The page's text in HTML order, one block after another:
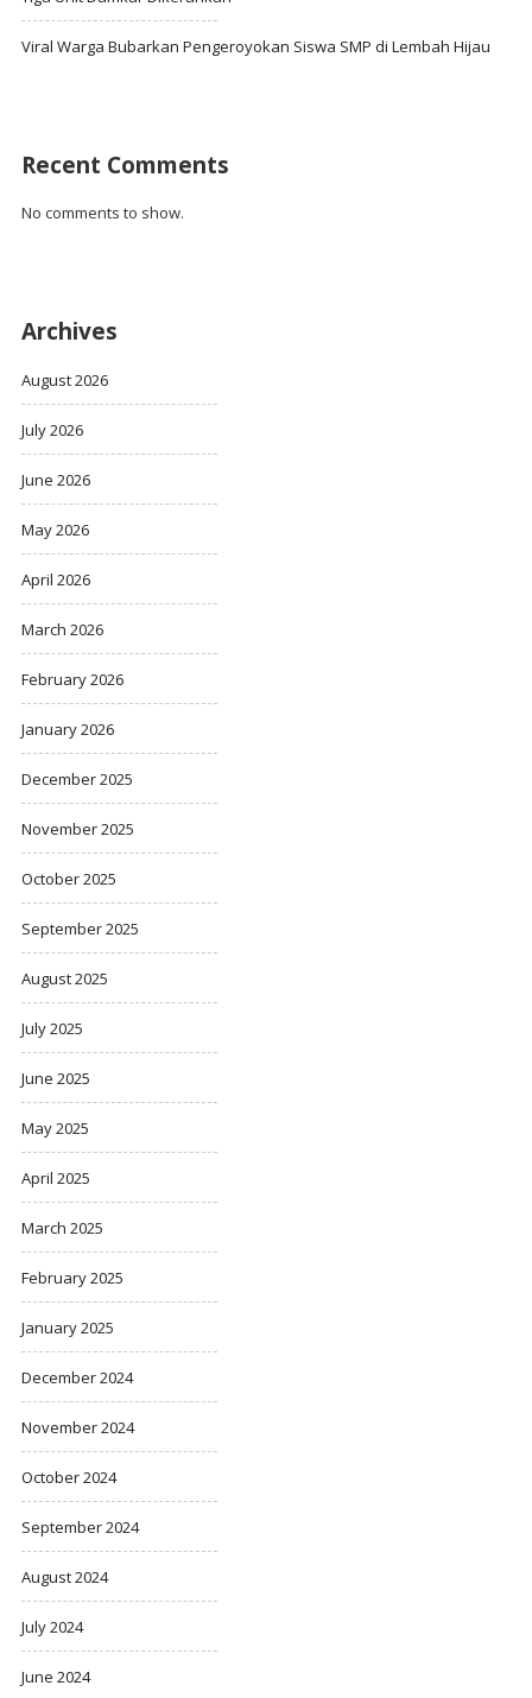
Viral Warga Bubarkan Pengeroyokan Siswa SMP di Lembah Hijau
Recent Comments
No comments to show.
Archives
August 2026
July 2026
June 2026
May 2026
April 2026
March 2026
February 2026
January 2026
December 2025
November 2025
October 2025
September 2025
August 2025
July 2025
June 2025
May 2025
April 2025
March 2025
February 2025
January 2025
December 2024
November 2024
October 2024
September 2024
August 2024
July 2024
June 2024